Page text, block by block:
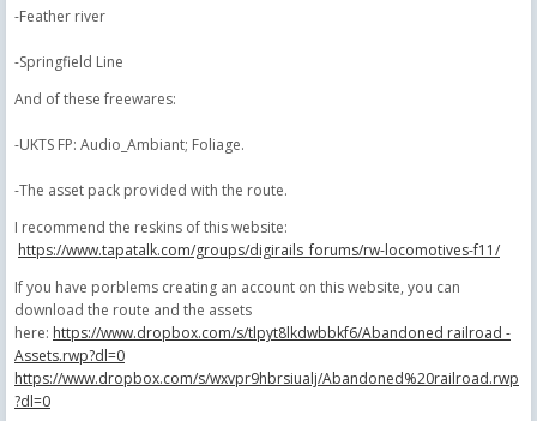
-Feather river
-Springfield Line
And of these freewares:
-UKTS FP: Audio_Ambiant; Foliage.
-The asset pack provided with the route.
I recommend the reskins of this website:
https://www.tapatalk.com/groups/digirails_forums/rw-locomotives-f11/
If you have porblems creating an account on this website, you can
download the route and the assets
here: https://www.dropbox.com/s/tlpyt8lkdwbbkf6/Abandoned railroad -
Assets.rwp?dl=0
https://www.dropbox.com/s/wxvpr9hbrsiualj/Abandoned%20railroad.rwp
?dl=0